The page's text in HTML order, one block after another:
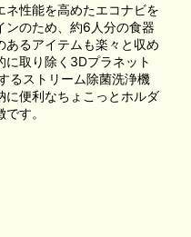
ネ性能を高めたエコナビを
ンのため、約6人分の食器
あるアイテムも楽々と収め
に取り除く3Dプラネット
るストリーム除菌洗浄機
に便利なちょこっとホルダ
す。